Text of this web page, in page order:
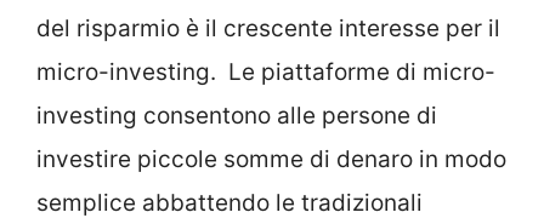
del risparmio è il crescente interesse per il
micro-investing. Le piattaforme di micro-
investing consentono alle persone di
investire piccole somme di denaro in modo
semplice abbattendo le tradizionali